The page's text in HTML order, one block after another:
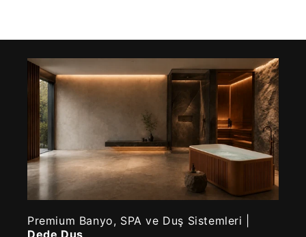
Premium Banyo, SPA ve Duş Sistemleri |